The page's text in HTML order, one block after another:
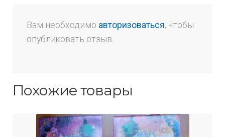
Вам необходимо авторизоваться, чтобы
опубликовать отзыв.
Похожие товары